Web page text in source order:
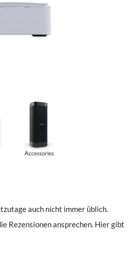
auch nicht immer üblich.
Rezensionen ansprechen. Hier gibt